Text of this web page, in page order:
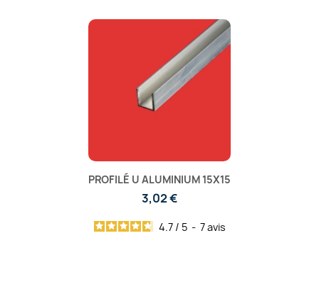
PROFILÉ U ALUMINIUM 15X15
3,02 €
4.7 / 5 - 7avis